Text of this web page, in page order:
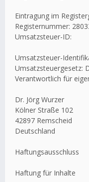
Eintragung im
Registernummer:
Umsatzsteuer-ID:
Umsatzsteuer-
Umsatzsteuergesetz:
Verantwortlich für
Dr. Jörg Wurzer
Kölner Straße 102
42897 Remscheid
Deutschland
Haftungsausschluss
Haftung für Inhalte